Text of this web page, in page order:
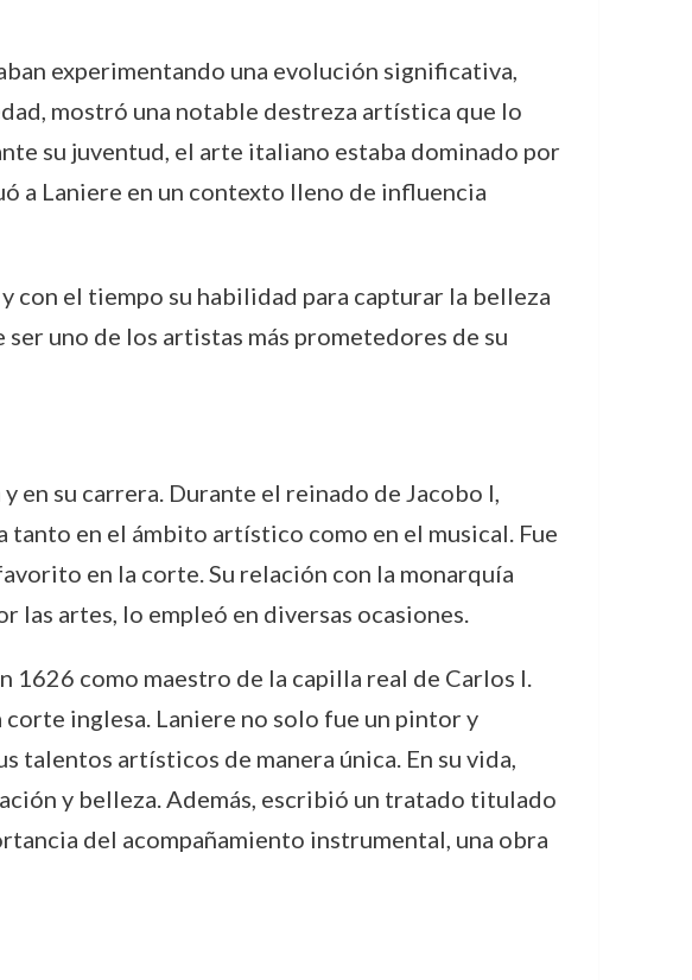
experimentando una evolución significativa,
mostró una notable destreza artística que lo
su juventud, el arte italiano estaba dominado por
a Laniere en un contexto lleno de influencia
con el tiempo su habilidad para capturar la belleza
uno de los artistas más prometedores de su
en su carrera. Durante el reinado de Jacobo I,
en el ámbito artístico como en el musical. Fue
en la corte. Su relación con la monarquía
las artes, lo empleó en diversas ocasiones.
1626 como maestro de la capilla real de Carlos I.
inglesa. Laniere no solo fue un pintor y
talentos artísticos de manera única. En su vida,
y belleza. Además, escribió un tratado titulado
del acompañamiento instrumental, una obra